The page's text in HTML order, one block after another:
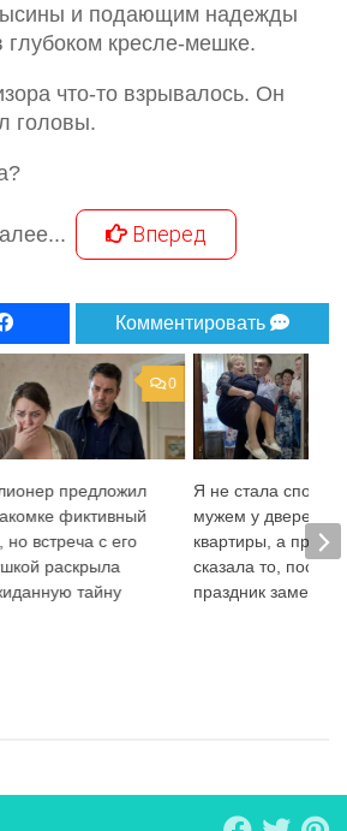
и подающим надежды
кресле-мешке.
что-то взрывалось. Он
головы.
Вперед
Комментировать
0
предложил
фиктивный
но встреча с его
раскрыла
тайну
Я не стала
мужем у дверей
квартиры, а просто
сказала то, после
праздник замер.